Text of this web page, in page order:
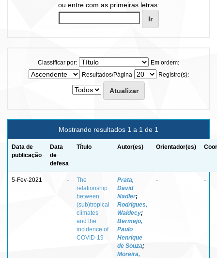
ou entre com as primeiras letras:
Classificar por:
Em ordem:
Resultados/Página
Registro(s):
Mostrando resultados 1 a 1 de 1
Data de
publicação
Data
de
defesa
Título Autor(es) Orientador(es)
5-Fev-2021 -
The
relationship
between
(sub)tropical
climates
and the
incidence of
COVID-19
Prata,
David
Nadler;
Rodrigues,
Waldecy;
Bermejo,
Paulo
Henrique
de Souza;
Moreira,
- -